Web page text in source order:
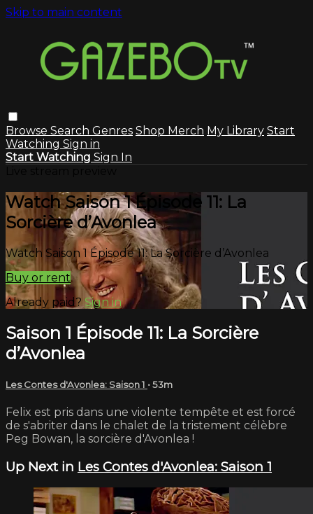
Skip to main content
Browse Search Genres Shop Merch My Library Start
Watching Sign in
Start Watching Sign In
Watch Saison 1 Épisode 11: La
Sorcière d’Avonlea
Watch Saison 1 Épisode 11: La Sorcière d’Avonlea
Buy or rent
Already paid? Sign in
Saison 1 Épisode 11: La Sorcière
d’Avonlea
Les Contes d'Avonlea: Saison 1 • 53m
Felix est pris dans une violente tempête et est forcé
de s'abriter dans le chalet de la tristement célèbre
Peg Bowan, la sorcière d'Avonlea !
Up Next in Les Contes d'Avonlea: Saison 1